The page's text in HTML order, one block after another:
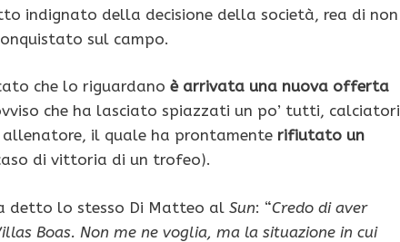
indignato della decisione della società, rea di non
sul campo.
che lo riguardano è arrivata una nuova offerta
che ha lasciato spiazzati un po’ tutti, calciatori
il quale ha prontamente rifiutato un
di vittoria di un trofeo).
detto lo stesso Di Matteo al Sun: “Credo di aver
Boas. Non me ne voglia, ma la situazione in cui